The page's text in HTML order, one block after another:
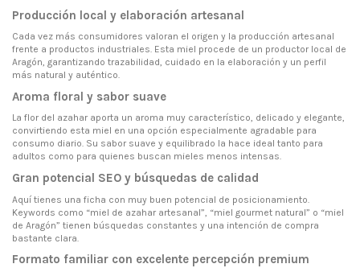
Producción local y elaboración artesanal
Cada vez más consumidores valoran el origen y la producción artesanal
frente a productos industriales. Esta miel procede de un productor local de
Aragón, garantizando trazabilidad, cuidado en la elaboración y un perfil
más natural y auténtico.
Aroma floral y sabor suave
La flor del azahar aporta un aroma muy característico, delicado y elegante,
convirtiendo esta miel en una opción especialmente agradable para
consumo diario. Su sabor suave y equilibrado la hace ideal tanto para
adultos como para quienes buscan mieles menos intensas.
Gran potencial SEO y búsquedas de calidad
Aquí tienes una ficha con muy buen potencial de posicionamiento.
Keywords como “miel de azahar artesanal”, “miel gourmet natural” o “miel
de Aragón” tienen búsquedas constantes y una intención de compra
bastante clara.
Formato familiar con excelente percepción premium